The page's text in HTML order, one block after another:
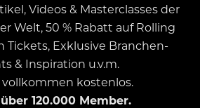
Videos & Masterclasses der
Welt, 50 % Rabatt auf Rolling
Tickets, Exklusive Branchen-
& Inspiration u.v.m.
vollkommen kostenlos.
120.000 Member.